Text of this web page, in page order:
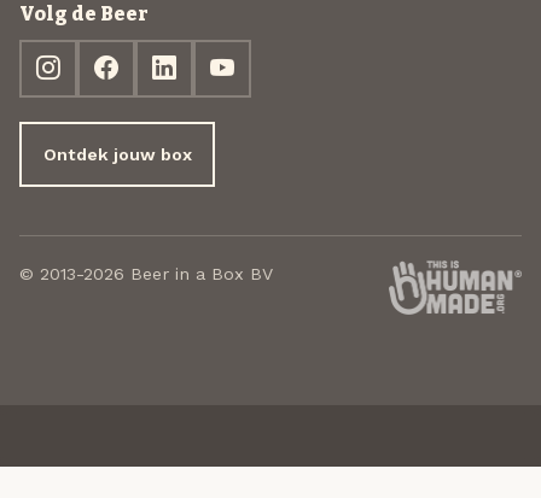
Volg de Beer
Ontdek jouw box
© 2013-2026 Beer in a Box BV